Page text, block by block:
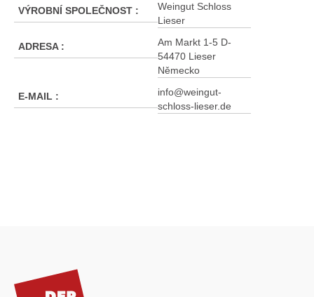
VÝROBNÍ SPOLEČNOST :
Weingut Schloss
Lieser
ADRESA :
Am Markt 1-5 D-
54470 Lieser
Německo
E-MAIL :
info@weingut-
schloss-lieser.de